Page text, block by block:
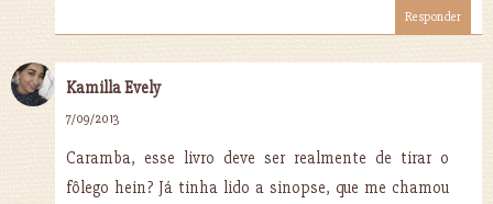
Responder
Kamilla Evely
7/09/2013
Caramba, esse livro deve ser realmente de tirar o
fôlego hein? Já tinha lido a sinopse, que me chamou